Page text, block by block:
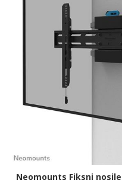
Neomounts Fiksni